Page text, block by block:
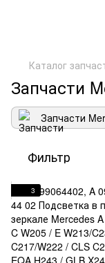
Каталог
Запчасти
Запчасти
Фильтр
3